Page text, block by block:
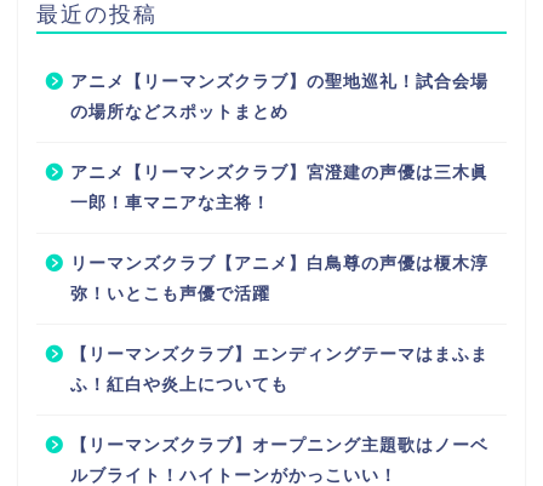
最近の投稿
アニメ【リーマンズクラブ】の聖地巡礼！試合会場
の場所などスポットまとめ
アニメ【リーマンズクラブ】宮澄建の声優は三木眞
一郎！車マニアな主将！
リーマンズクラブ【アニメ】白鳥尊の声優は榎木淳
弥！いとこも声優で活躍
【リーマンズクラブ】エンディングテーマはまふま
ふ！紅白や炎上についても
【リーマンズクラブ】オープニング主題歌はノーベ
ルブライト！ハイトーンがかっこいい！